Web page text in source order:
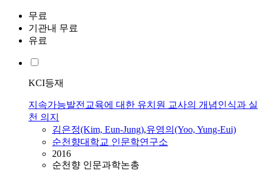
무료
기관내 무료
유료
KCI등재
지속가능발전교육에 대한 유치원 교사의 개념인식과 실
천 의지
김은정(Kim, Eun-Jung),유영의(Yoo, Yung-Eui)
순천향대학교 인문학연구소
2016
순천향 인문과학논총